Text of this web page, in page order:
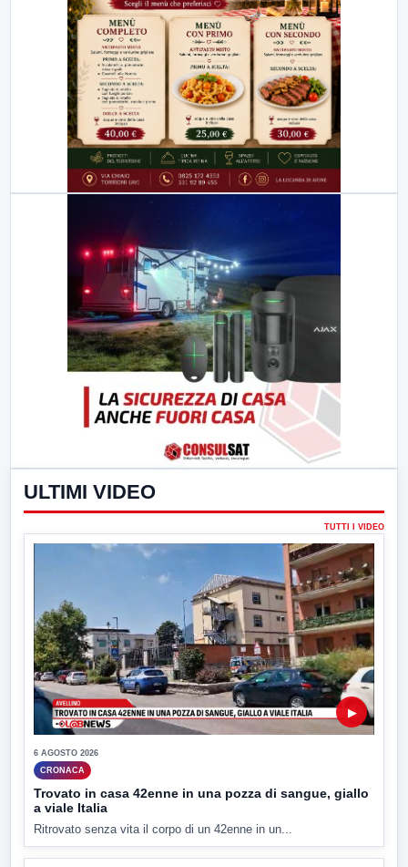
ULTIMI VIDEO
TUTTI I VIDEO
▶
6 AGOSTO 2026
CRONACA
Trovato in casa 42enne in una pozza di sangue, giallo
a viale Italia
Ritrovato senza vita il corpo di un 42enne in un...